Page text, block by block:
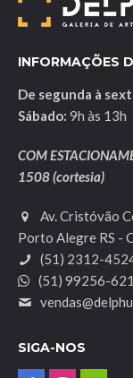
INFORMAÇÕES
De segunda à
Sábado: 9h às 13h
COM
1508 (cortesia)
Av. Cristóvão
Porto Alegre RS -
(51) 2312-
(51) 99256-
SIGA-NOS